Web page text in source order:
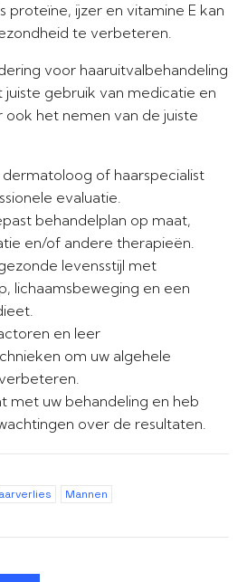
proteïne, ijzer en vitamine E kan
te verbeteren.
voor haaruitvalbehandeling
gebruik van medicatie en
ook het nemen van de juiste
of haarspecialist
evaluatie.
behandelplan op maat,
en/of andere therapieën.
levensstijl met
lichaamsbeweging en een
en leer
om uw algehele
met uw behandeling en heb
over de resultaten.
Mannen